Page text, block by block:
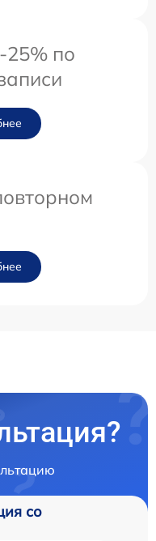
25% по
со